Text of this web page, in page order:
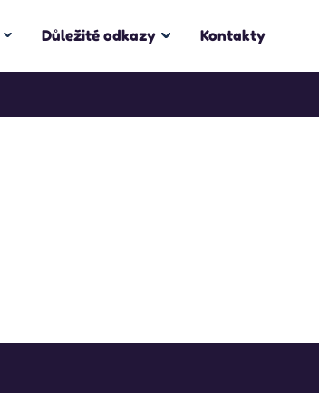
Důležité odkazy Kontakty